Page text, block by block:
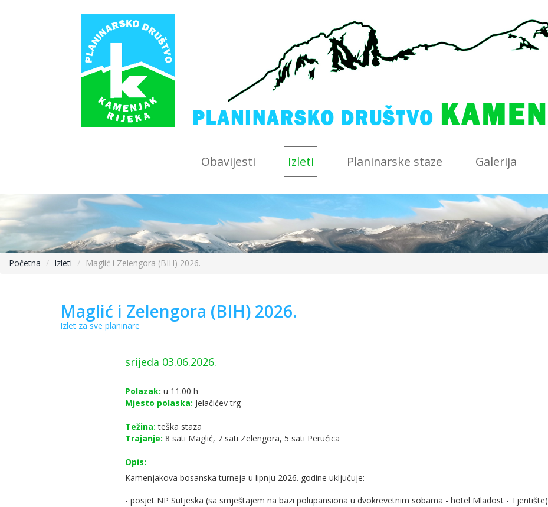
Obavijesti Izleti Planinarske staze Galerija
Početna Izleti Maglić i Zelengora (BIH) 2026.
Maglić i Zelengora (BIH) 2026.
Izlet za sve planinare
srijeda 03.06.2026.
Polazak: u 11.00 h
Mjesto polaska: Jelačićev trg
Težina: teška staza
Trajanje: 8 sati Maglić, 7 sati Zelengora, 5 sati Perućica
Opis:
Kamenjakova bosanska turneja u lipnju 2026. godine uključuje:
- posjet NP Sutjeska (sa smještajem na bazi polupansiona u dvokrevetnim sobama - hotel Mladost - Tjentište)